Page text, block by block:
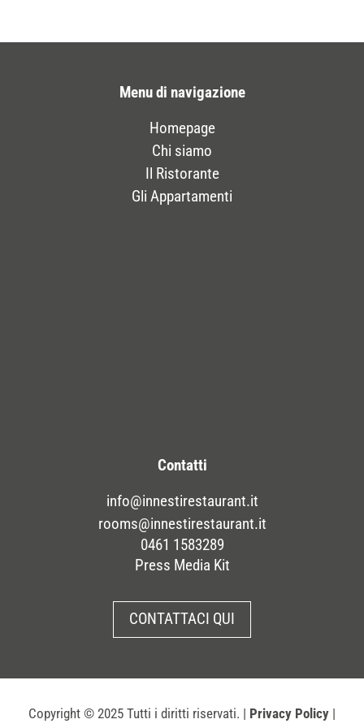
Menu di navigazione
Homepage
Chi siamo
Il Ristorante
Gli Appartamenti
Contatti
info@innestirestaurant.it
rooms@innestirestaurant.it
0461 1583289
Press Media Kit
CONTATTACI QUI
Copyright © 2025 Tutti i diritti riservati. | Privacy Policy |